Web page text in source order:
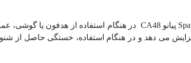
پیانوCA48 در هنگام استفاده از هدفون یا گوشی،
می دهد و در هنگام استفاده، خستگی حاصل از